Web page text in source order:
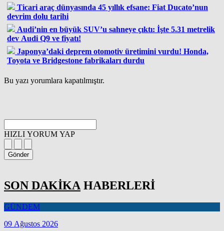
Ticari araç dünyasında 45 yıllık efsane: Fiat Ducato’nun
devrim dolu tarihi
Audi’nin en büyük SUV’u sahneye çıktı: İşte 5.31 metrelik
dev Audi Q9 ve fiyatı!
Japonya’daki deprem otomotiv üretimini vurdu! Honda,
Toyota ve Bridgestone fabrikaları durdu
Bu yazı yorumlara kapatılmıştır.
HIZLI YORUM YAP
Gönder
SON DAKİKA HABERLERİ
GÜNDEM
09 Ağustos 2026